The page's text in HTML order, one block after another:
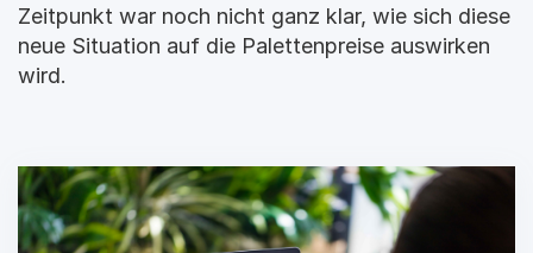
Zeitpunkt war noch nicht ganz klar, wie sich diese
neue Situation auf die Palettenpreise auswirken
wird.